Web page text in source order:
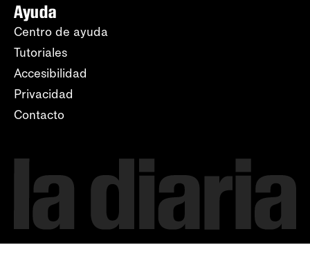
Ayuda
Centro de ayuda
Tutoriales
Accesibilidad
Privacidad
Contacto